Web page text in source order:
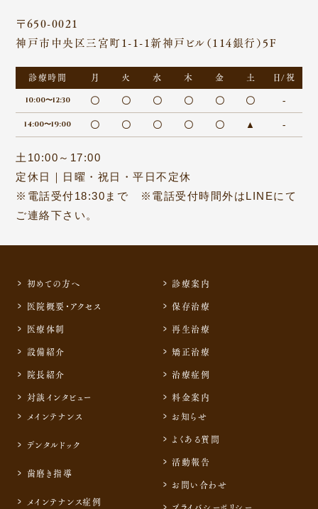
〒650-0021
神戸市中央区三宮町1-1-1新神戸ビル（114銀行）5F
診療時間 月 火 水 木 金 土 日/祝
10:00〜12:30 〇 〇 〇 〇 〇 〇 -
14:00〜19:00 〇 〇 〇 〇 〇 ▲ -
土10:00～17:00
定休日｜日曜・祝日・平日不定休
※電話受付18:30まで ※電話受付時間外はLINEにて
ご連絡下さい。
初めての方へ
医院概要・アクセス
医療体制
設備紹介
院長紹介
対談インタビュー
診療案内
保存治療
再生治療
矯正治療
治療症例
料金案内
メインテナンス
デンタルドック
歯磨き指導
メインテナンス症例
お知らせ
よくある質問
活動報告
お問い合わせ